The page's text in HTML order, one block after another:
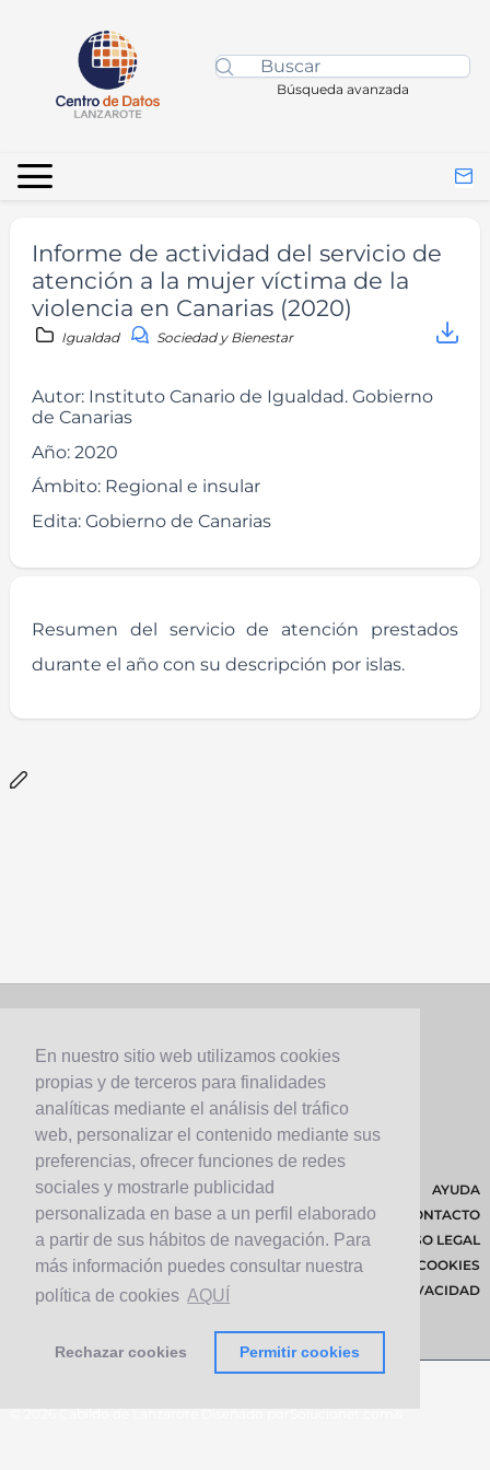
En nuestro sitio web utilizamos cookies
propias y de terceros para finalidades
analíticas mediante el análisis del tráfico
web, personalizar el contenido mediante sus
preferencias, ofrecer funciones de redes
sociales y mostrarle publicidad
personalizada en base a un perfil elaborado
a partir de sus hábitos de navegación. Para
más información puedes consultar nuestra
política de cookies AQUÍ
Rechazar cookies Permitir cookies
Búsqueda avanzada
Informe de actividad del servicio de
atención a la mujer víctima de la
violencia en Canarias (2020)
Igualdad Sociedad y Bienestar
Autor: Instituto Canario de Igualdad. Gobierno
de Canarias
Año: 2020
Ámbito: Regional e insular
Edita: Gobierno de Canarias
Resumen del servicio de atención prestados
durante el año con su descripción por islas.
AYUDA
CONTACTO
AVISO LEGAL
POLÍTICA DE COOKIES
POLÍTICA DE PRIVACIDAD
© 2026 Cabildo de Lanzarote.Diseñado porSolucionet.com&